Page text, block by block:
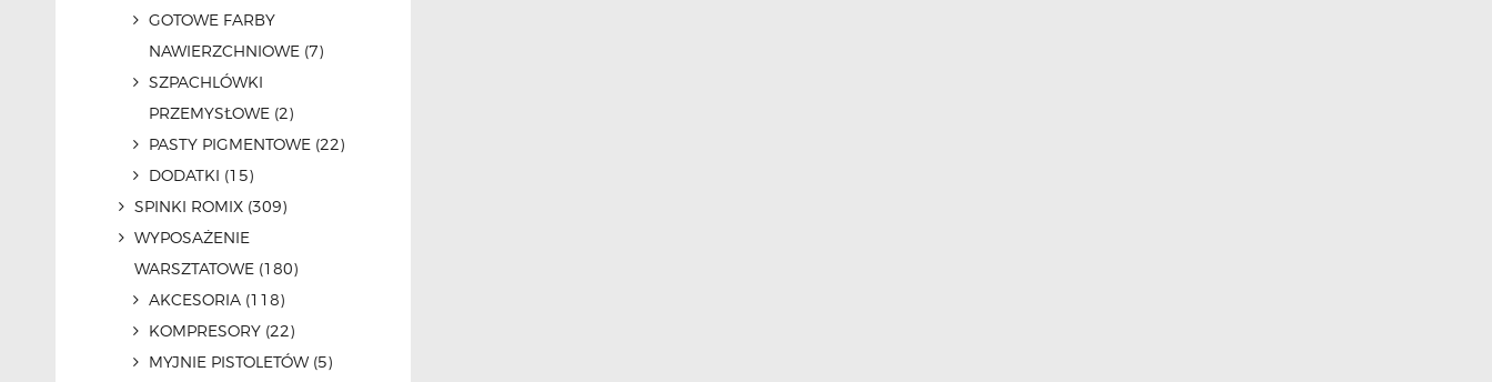
GOTOWE FARBY
NAWIERZCHNIOWE (7)
SZPACHLÓWKI
PRZEMYSŁOWE (2)
PASTY PIGMENTOWE (22)
DODATKI (15)
SPINKI ROMIX (309)
WYPOSAŻENIE
WARSZTATOWE (180)
AKCESORIA (118)
KOMPRESORY (22)
MYJNIE PISTOLETÓW (5)